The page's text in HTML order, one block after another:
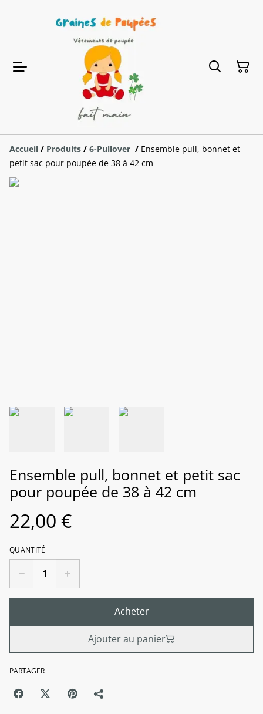
Accueil / Produits / 6-Pullover / Ensemble pull, bonnet et
petit sac pour poupée de 38 à 42 cm
Ensemble pull, bonnet et petit sac
pour poupée de 38 à 42 cm
22,00 €
QUANTITÉ
Acheter
Ajouter au panier
PARTAGER